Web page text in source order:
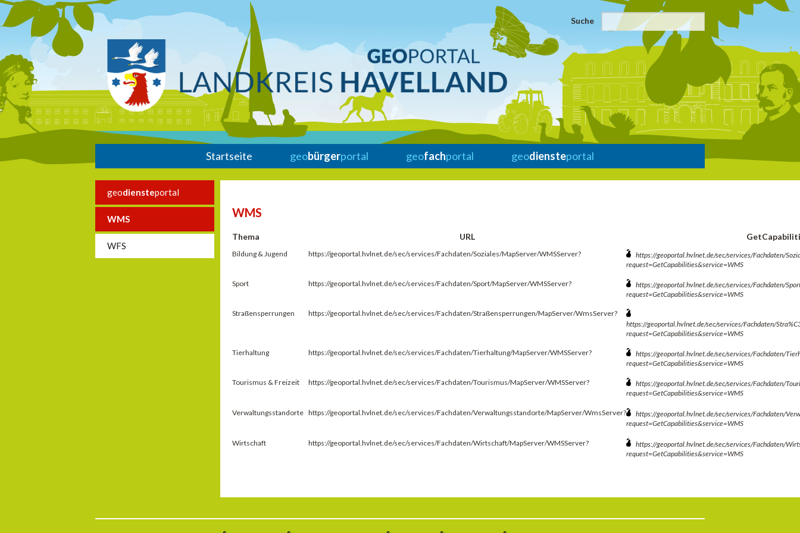
Suche
Startseite geobürgerportal geofachportal geodiensteportal
geodiensteportal
WMS
WFS
WMS
Thema URL
Bildung & Jugend https://geoportal.hvlnet.de/sec/services/Fachdaten/Soziales/MapServer/WMSServer?
https://geoportal.hvlnet.de/sec/services/Fachdaten/
request=GetCapabilities&service=WMS
Sport https://geoportal.hvlnet.de/sec/services/Fachdaten/Sport/MapServer/WMSServer?
https://geoportal.hvlnet.de/sec/services/Fachdaten/
request=GetCapabilities&service=WMS
Straßensperrungen
https://geoportal.hvlnet.de/sec/services/Fachdaten/Straßensperrungen/MapServer/WmsServer?
https://geoportal.hvlnet.de/sec/services/Fachdaten/
request=GetCapabilities&service=WMS
Tierhaltung https://geoportal.hvlnet.de/sec/services/Fachdaten/Tierhaltung/MapServer/WMSServer?
https://geoportal.hvlnet.de/sec/services/Fachdaten/
request=GetCapabilities&service=WMS
Tourismus & Freizeit https://geoportal.hvlnet.de/sec/services/Fachdaten/Tourismus/MapServer/WMSServer?
https://geoportal.hvlnet.de/sec/services/Fachdaten/
request=GetCapabilities&service=WMS
Verwaltungsstandorte https://geoportal.hvlnet.de/sec/services/Fachdaten/Verwaltungsstandorte/MapServer/WmsServer?
https://geoportal.hvlnet.de/sec/services/Fachdaten/
request=GetCapabilities&service=WMS
Wirtschaft https://geoportal.hvlnet.de/sec/services/Fachdaten/Wirtschaft/MapServer/WMSServer?
https://geoportal.hvlnet.de/sec/services/Fachdaten/
request=GetCapabilities&service=WMS